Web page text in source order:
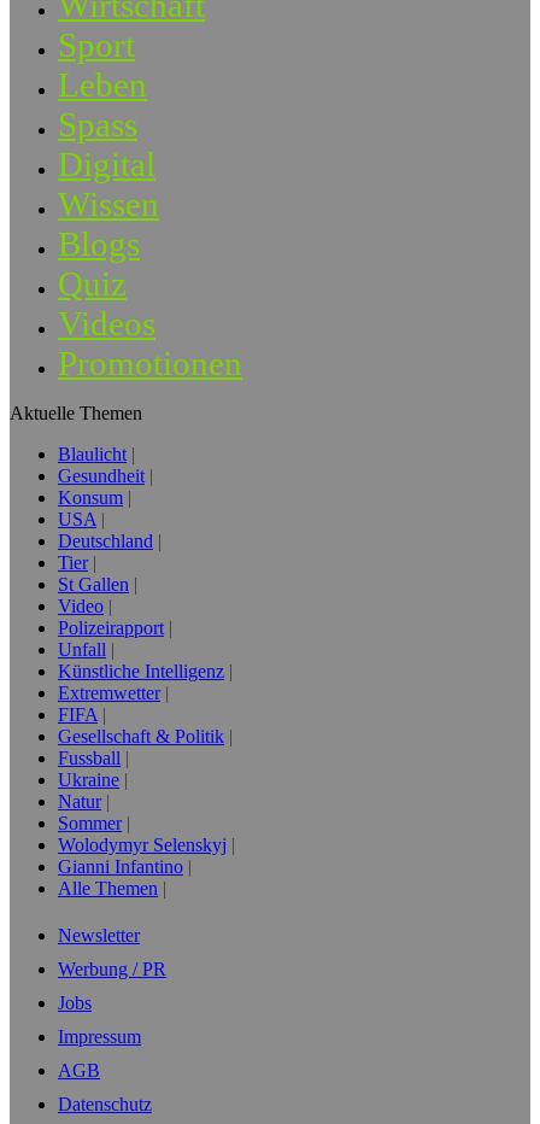
Sport
Leben
Spass
Digital
Wissen
Blogs
Quiz
Videos
Promotionen
Aktuelle Themen
Blaulicht
Gesundheit
Konsum
USA
Deutschland
Tier
St Gallen
Video
Polizeirapport
Unfall
Künstliche Intelligenz
Extremwetter
FIFA
Gesellschaft & Politik
Fussball
Ukraine
Natur
Sommer
Wolodymyr Selenskyj
Gianni Infantino
Alle Themen
Newsletter
Werbung / PR
Jobs
Impressum
AGB
Datenschutz